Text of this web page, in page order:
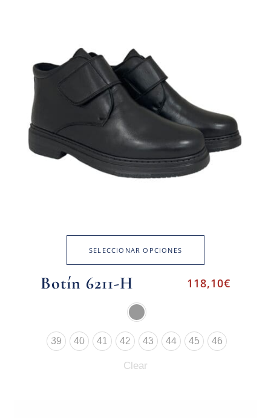
SELECCIONAR OPCIONES
Botín 6211-H 118,10€
39 40 41 42 43 44 45 46
Clear